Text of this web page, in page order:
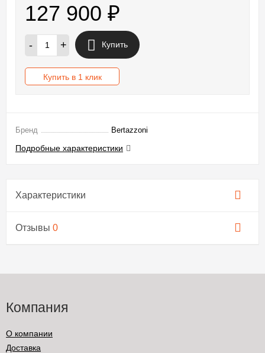
127 900 ₽
- + Купить
Купить в 1 клик
Бренд Bertazzoni
Подробные характеристики
Характеристики
Отзывы 0
Компания
О компании
Доставка